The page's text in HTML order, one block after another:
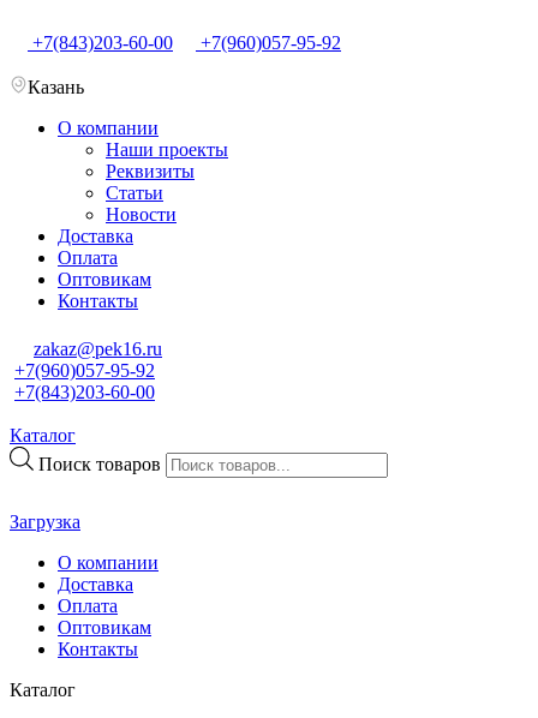
+7(843)203-60-00 +7(960)057-95-92
Казань
О компании
Наши проекты
Реквизиты
Статьи
Новости
Доставка
Оплата
Оптовикам
Контакты
zakaz@pek16.ru
+7(960)057-95-92
+7(843)203-60-00
Каталог
Поиск товаров
Загрузка
О компании
Доставка
Оплата
Оптовикам
Контакты
Каталог